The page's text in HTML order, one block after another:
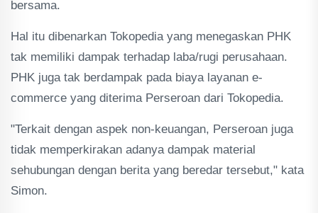
bersama.
Hal itu dibenarkan Tokopedia yang menegaskan PHK
tak memiliki dampak terhadap laba/rugi perusahaan.
PHK juga tak berdampak pada biaya layanan e-
commerce yang diterima Perseroan dari Tokopedia.
"Terkait dengan aspek non-keuangan, Perseroan juga
tidak memperkirakan adanya dampak material
sehubungan dengan berita yang beredar tersebut," kata
Simon.